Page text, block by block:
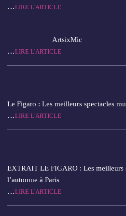
…LIRE L'ARTICLE
ArtsixMic
…LIRE L'ARTICLE
Le Figaro : Les meilleurs spectacles
…LIRE L'ARTICLE
EXTRAIT LE FIGARO : Les meilleurs
l’automne à Paris
…LIRE L'ARTICLE